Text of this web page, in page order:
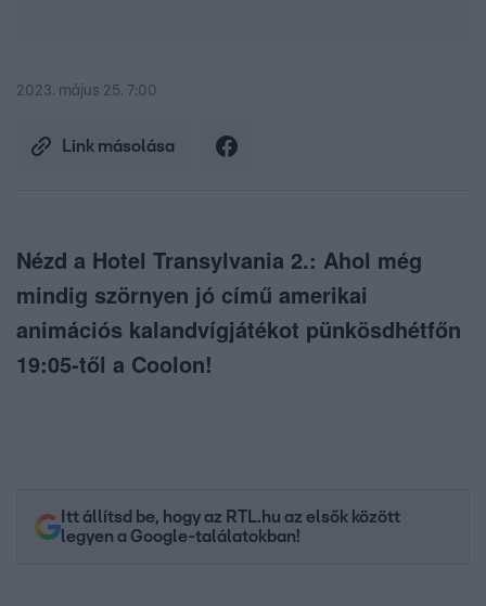
2023. május 25. 7:00
Link másolása
Nézd a Hotel Transylvania 2.: Ahol még
mindig szörnyen jó című amerikai
animációs kalandvígjátékot pünkösdhétfőn
19:05-től a Coolon!
Itt állítsd be, hogy az RTL.hu az elsők között
legyen a Google-találatokban!